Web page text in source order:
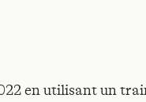
en utilisant un